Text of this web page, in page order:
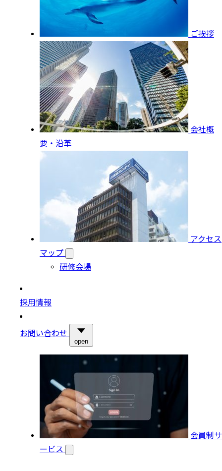
ご挨拶
会社概
要・沿革
アクセス
マップ
研修会場
採用情報
お問い合わせ
open
会員制サ
ービス